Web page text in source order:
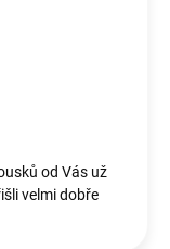
od Vás už
velmi dobře